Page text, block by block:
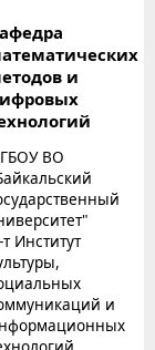
и
ВО
Институт
и